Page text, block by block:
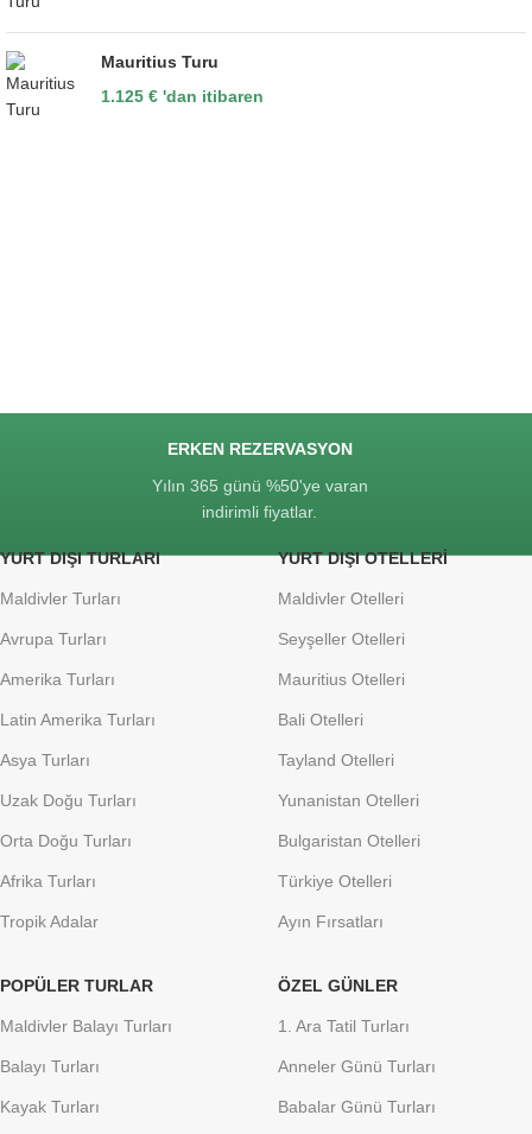
Mauritius Turu
1.125 € 'dan itibaren
ERKEN REZERVASYON
Yılın 365 günü %50'ye varan
indirimli fiyatlar.
YURT DIŞI TURLARI
Maldivler Turları
Avrupa Turları
Amerika Turları
Latin Amerika Turları
Asya Turları
Uzak Doğu Turları
Orta Doğu Turları
Afrika Turları
Tropik Adalar
YURT DIŞI OTELLERI
Maldivler Otelleri
Seyşeller Otelleri
Mauritius Otelleri
Bali Otelleri
Tayland Otelleri
Yunanistan Otelleri
Bulgaristan Otelleri
Türkiye Otelleri
Ayın Fırsatları
POPÜLER TURLAR
Maldivler Balayı Turları
Balayı Turları
Kayak Turları
ÖZEL GÜNLER
1. Ara Tatil Turları
Anneler Günü Turları
Babalar Günü Turları